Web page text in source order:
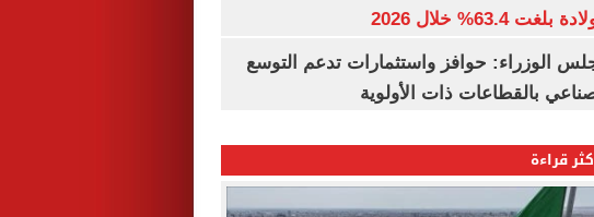
بلغت 63.4% خلال 2026
الوزراء: حوافز واستثمارات تدعم التوسع
بالقطاعات ذات الأولوية
قراءة